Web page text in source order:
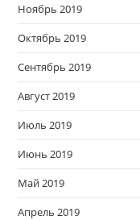
Ноябрь 2019
Октябрь 2019
Сентябрь 2019
Август 2019
Июль 2019
Июнь 2019
Май 2019
Апрель 2019